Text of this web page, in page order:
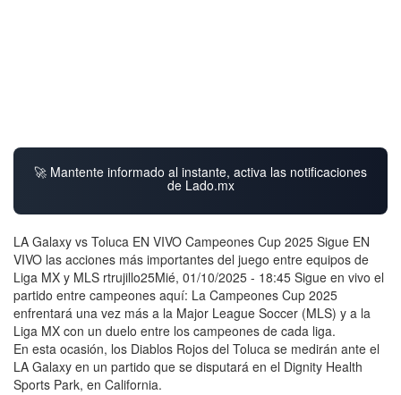
🚀 Mantente informado al instante, activa las notificaciones
de Lado.mx
LA Galaxy vs Toluca EN VIVO Campeones Cup 2025 Sigue EN
VIVO las acciones más importantes del juego entre equipos de
Liga MX y MLS rtrujillo25Mié, 01/10/2025 - 18:45 Sigue en vivo el
partido entre campeones aquí: La Campeones Cup 2025
enfrentará una vez más a la Major League Soccer (MLS) y a la
Liga MX con un duelo entre los campeones de cada liga.
En esta ocasión, los Diablos Rojos del Toluca se medirán ante el
LA Galaxy en un partido que se disputará en el Dignity Health
Sports Park, en California.